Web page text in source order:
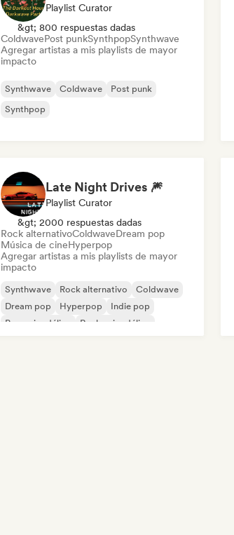
Playlist Curator
&gt; 800 respuestas dadas
ColdwavePost punkSynthpopSynthwave
Agregar artistas a mis playlists de mayor
impacto
Synthwave Coldwave
Post punk
Synthpop
Late Night Drives 🎆
Playlist Curator
&gt; 2000 respuestas dadas
Rock alternativoColdwaveDream pop
Música de cineHyperpop
Agregar artistas a mis playlists de mayor
impacto
Synthwave Rock alternativo
Coldwave
Dream pop
Hyperpop
Indie pop
Pop psicodélico
Rock psicodélico